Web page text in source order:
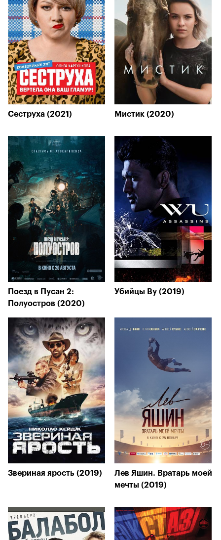
Сеструха (2021) Мистик (2020)
Поезд в Пусан 2:
Полуостров (2020)
Убийцы Ву (2019)
Звериная ярость (2019)
Лев Яшин. Вратарь моей
мечты (2019)